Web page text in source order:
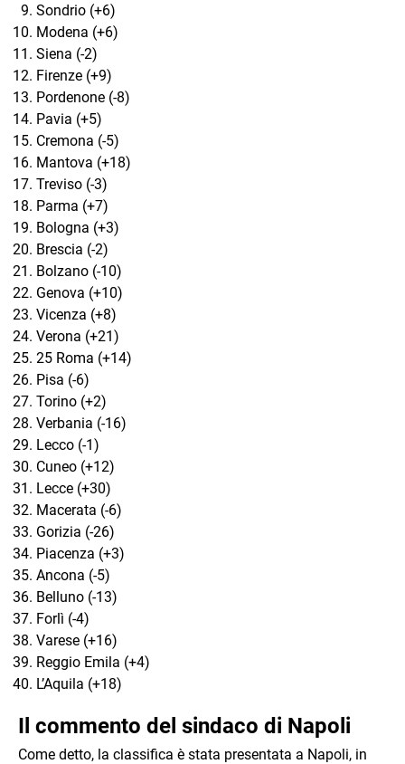
Sondrio (+6)
Modena (+6)
Siena (-2)
Firenze (+9)
Pordenone (-8)
Pavia (+5)
Cremona (-5)
Mantova (+18)
Treviso (-3)
Parma (+7)
Bologna (+3)
Brescia (-2)
Bolzano (-10)
Genova (+10)
Vicenza (+8)
Verona (+21)
25 Roma (+14)
Pisa (-6)
Torino (+2)
Verbania (-16)
Lecco (-1)
Cuneo (+12)
Lecce (+30)
Macerata (-6)
Gorizia (-26)
Piacenza (+3)
Ancona (-5)
Belluno (-13)
Forlì (-4)
Varese (+16)
Reggio Emila (+4)
L’Aquila (+18)
Il commento del sindaco di Napoli
Come detto, la classifica è stata presentata a Napoli, in